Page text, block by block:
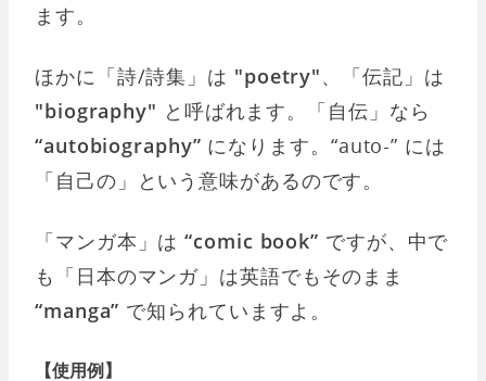
ます。
ほかに「詩/詩集」は "poetry"、「伝記」は
"biography" と呼ばれます。「自伝」なら
“autobiography” になります。“auto-” には
「自己の」という意味があるのです。
「マンガ本」は“comic book” ですが、中で
も「日本のマンガ」は英語でもそのまま
“manga” で知られていますよ。
【使用例】